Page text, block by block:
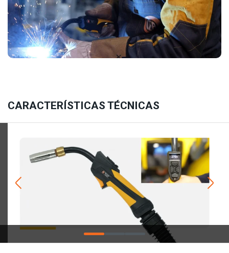
CARACTERÍSTICAS TÉCNICAS